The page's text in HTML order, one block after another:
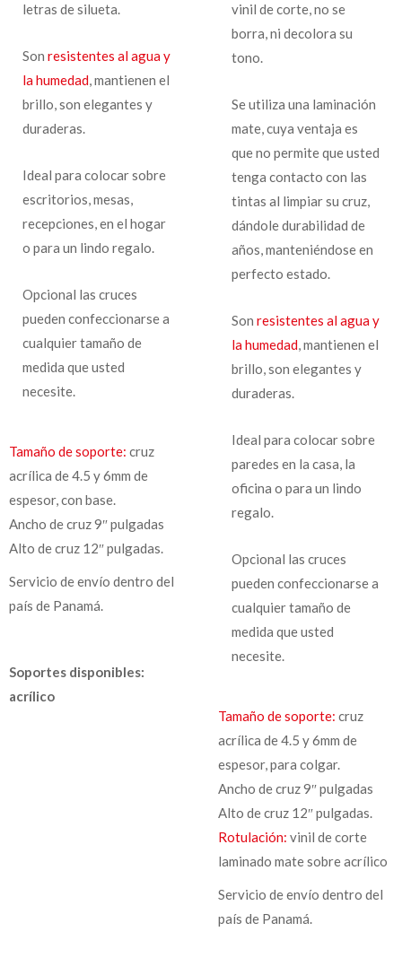
letras de silueta.
Son resistentes al agua y
la humedad , mantienen el
brillo, son elegantes y
duraderas.
Ideal para colocar sobre
escritorios, mesas,
recepciones, en el hogar
o para un lindo regalo.
Opcional las cruces
pueden confeccionarse a
cualquier tamaño de
medida que usted
necesite.
Tamaño de soporte: cruz
acrílica de 4.5 y 6mm de
espesor, con base.
Ancho de cruz 9″ pulgadas
Alto de cruz 12″ pulgadas.
Servicio de envío dentro del
país de Panamá.
Soportes disponibles:
acrílico
vinil de corte, no se
borra, ni decolora su
tono.
Se utiliza una laminación
mate, cuya ventaja es
que no permite que usted
tenga contacto con las
tintas al limpiar su cruz,
dándole durabilidad de
años, manteniéndose en
perfecto estado.
Son resistentes al agua y
la humedad, mantienen el
brillo, son elegantes y
duraderas.
Ideal para colocar sobre
paredes en la casa, la
oficina o para un lindo
regalo.
Opcional las cruces
pueden confeccionarse a
cualquier tamaño de
medida que usted
necesite.
Tamaño de soporte: cruz
acrílica de 4.5 y 6mm de
espesor, para colgar.
Ancho de cruz 9″ pulgadas
Alto de cruz 12″ pulgadas.
Rotulación: vinil de corte
laminado mate sobre acrílico
Servicio de envío dentro del
país de Panamá.